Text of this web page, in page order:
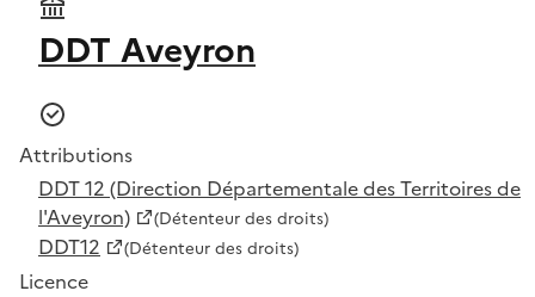
DDT Aveyron
Attributions
DDT 12 (Direction Départementale des Territoires de
l'Aveyron)
(Détenteur des droits)
DDT12 (Détenteur des droits)
Licence